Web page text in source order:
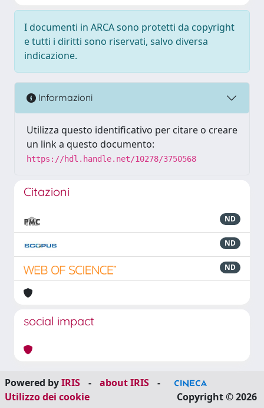
I documenti in ARCA sono protetti da copyright
e tutti i diritti sono riservati, salvo diversa
indicazione.
Informazioni
Utilizza questo identificativo per citare o creare
un link a questo documento:
https://hdl.handle.net/10278/3750568
Citazioni
ND
ND
ND
social impact
Powered byIRIS - about IRIS
-
Utilizzo dei cookie
Copyright © 2026